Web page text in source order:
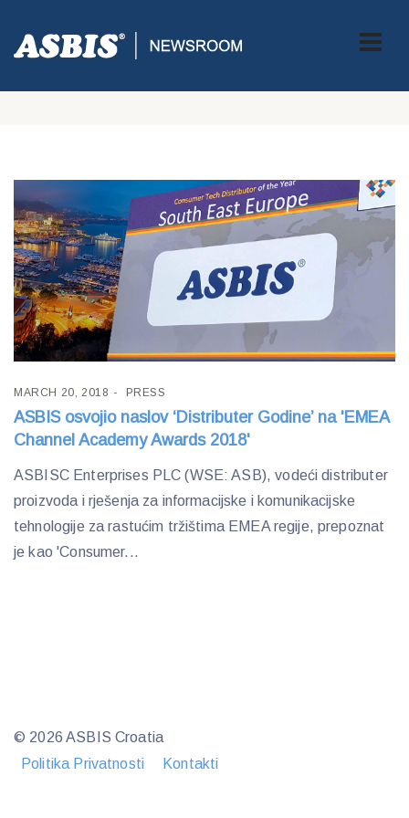
Tag:ASBIS Grupa osvojila naslov
MARCH 20, 2018 PRESS
ASBIS osvojio naslov ‘Distributer Godine’ na 'EMEA
Channel Academy Awards 2018'
ASBISC Enterprises PLC (WSE: ASB), vodeći distributer
proizvoda i rješenja za informacijske i komunikacijske
tehnologije za rastućim tržištima EMEA regije, prepoznat
je kao 'Consumer...
© 2026 ASBIS Croatia
Politika Privatnosti
Kontakti